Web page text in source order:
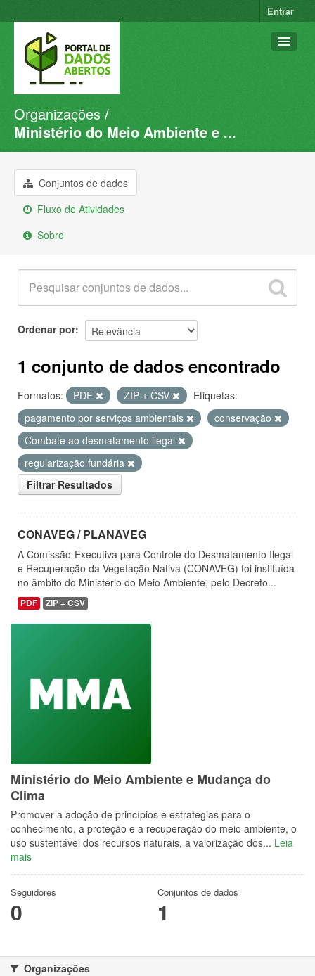
Entrar
Conjuntos de dados
Organizações
Sobre
Organizações
Ministério do Meio Ambiente e ...
Conjuntos de dados
Fluxo de Atividades
Sobre
Ordenar por
1 conjunto de dados encontrado
Formatos: PDF ZIP + CSV
Etiquetas:
pagamento por serviços ambientais
conservação
Combate ao desmatamento ilegal
regularização fundária
Filtrar Resultados
CONAVEG / PLANAVEG
A Comissão-Executiva para Controle do Desmatamento Ilegal
e Recuperação da Vegetação Nativa (CONAVEG) foi instituída
no âmbito do Ministério do Meio Ambiente, pelo Decreto...
PDF ZIP + CSV
Ministério do Meio Ambiente e Mudança do
Clima
Promover a adoção de princípios e estratégias para o
conhecimento, a proteção e a recuperação do meio ambiente, o
uso sustentável dos recursos naturais, a valorização dos... Leia
mais
Seguidores
0
Conjuntos de dados
1
Organizações